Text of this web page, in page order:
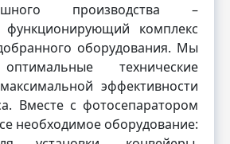
производства –
функционирующий комплекс
оборудования. Мы
технические
эффективности
Вместе с фотосепаратором
необходимое оборудование: